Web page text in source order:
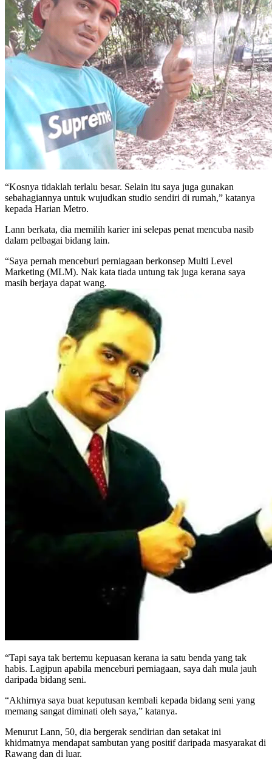
“Kosnya tidaklah terlalu besar. Selain itu saya juga gunakan
sebahagiannya untuk wujudkan studio sendiri di rumah,” katanya
kepada Harian Metro.
Lann berkata, dia memilih karier ini selepas penat mencuba nasib
dalam pelbagai bidang lain.
“Saya pernah menceburi perniagaan berkonsep Multi Level
Marketing (MLM). Nak kata tiada untung tak juga kerana saya
masih berjaya dapat wang.
“Tapi saya tak bertemu kepuasan kerana ia satu benda yang tak
habis. Lagipun apabila menceburi perniagaan, saya dah mula jauh
daripada bidang seni.
“Akhirnya saya buat keputusan kembali kepada bidang seni yang
memang sangat diminati oleh saya,” katanya.
Menurut Lann, 50, dia bergerak sendirian dan setakat ini
khidmatnya mendapat sambutan yang positif daripada masyarakat di
Rawang dan di luar.